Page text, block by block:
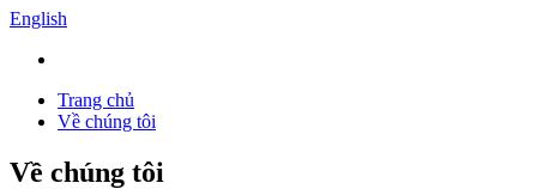
English
Trang chủ
Về chúng tôi
Về chúng tôi